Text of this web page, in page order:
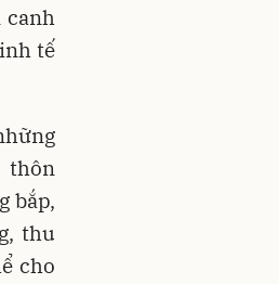
canh
tế
thôn
bắp,
thu
cho